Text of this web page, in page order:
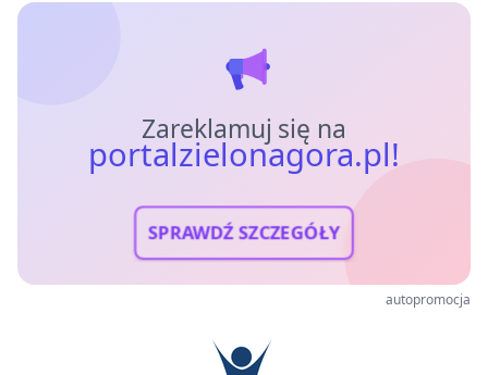
Zareklamuj się na
portalzielonagora.pl!
SPRAWDŹ SZCZEGÓŁY
autopromocja